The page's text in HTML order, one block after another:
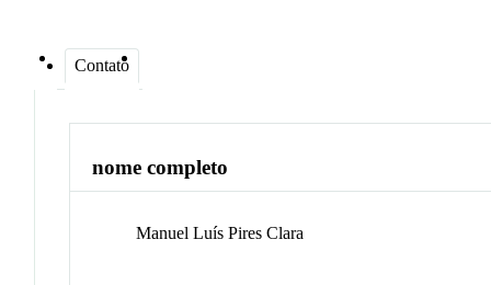
Contato
nome completo
Manuel Luís Pires Clara